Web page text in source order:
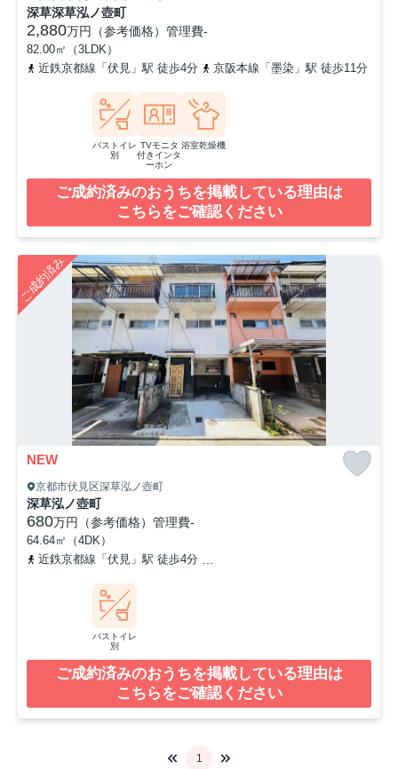
深草深草泓ノ壺町
2,880万円（参考価格） 管理費-
82.00㎡（3LDK）
近鉄京都線「伏見」駅 徒歩4分
京阪本線「墨染」駅 徒歩11分
バストイレ
別
TVモニタ
付きインタ
ーホン
浴室乾燥機
ご成約済みのおうちを掲載している理由は
こちらをご確認ください
ご成約済み
NEW
京都市伏見区深草泓ノ壺町
深草泓ノ壺町
680万円（参考価格） 管理費-
64.64㎡（4DK）
近鉄京都線「伏見」駅 徒歩4分
バストイレ
別
ご成約済みのおうちを掲載している理由は
こちらをご確認ください
1